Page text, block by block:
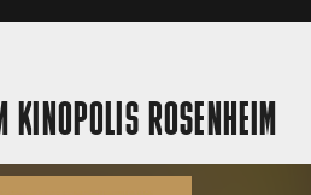
KINOPOLIS ROSENHEIM